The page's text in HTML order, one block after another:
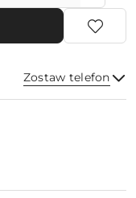
Zostaw telefon